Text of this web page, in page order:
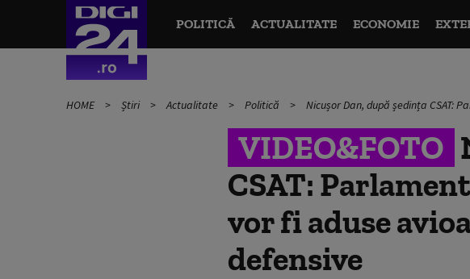
POLITICĂ ACTUALITATE ECONOMIE
HOME Știri Actualitate Politică Nicușor Dan, după ședința CSAT:
VIDEO&FOTO
CSAT:
vor fi aduse
defensive